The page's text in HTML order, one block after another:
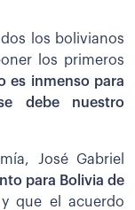
los bolivianos
los primeros
es inmenso para
debe nuestro
José Gabriel
para Bolivia de
que el acuerdo